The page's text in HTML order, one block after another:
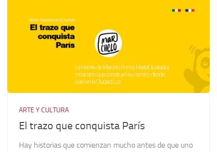
ARTE Y CULTURA
El trazo que conquista París
Hay historias que comienzan mucho antes de que uno